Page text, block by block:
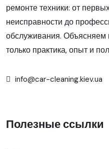
ремонте техники: от
неисправности до
обслуживания. Объясняем
только практика, опыт и
info@car-cleaning.kiev.ua
Полезные ссылки